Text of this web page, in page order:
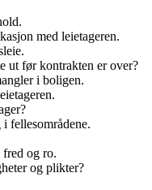
med leietageren.
ut før kontrakten er over?
i boligen.
fellesområdene.
fred og ro.
og plikter?